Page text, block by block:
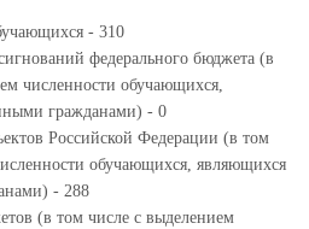
- 310
федерального бюджета (в
численности обучающихся,
гражданами) - 0
Российской Федерации (в том
обучающихся, являющихся
- 288
(в том числе с выделением